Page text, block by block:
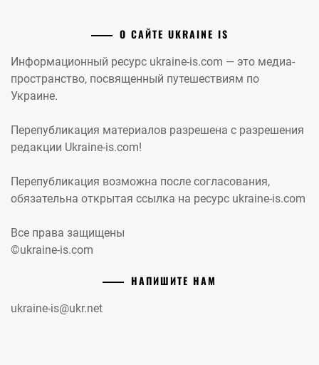
О САЙТЕ UKRAINE IS
Информационный ресурс ukraine-is.com — это медиа-
пространство, посвященный путешествиям по
Украине.
Перепубликация материалов разрешена с разрешения
редакции Ukraine-is.com!
Перепубликация возможна после согласования,
обязательна открытая ссылка на ресурс ukraine-is.com
Все права защищены
©ukraine-is.com
НАПИШИТЕ НАМ
ukraine-is@ukr.net